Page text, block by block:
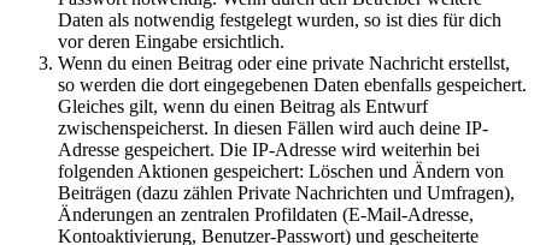
Daten als notwendig festgelegt wurden, so ist dies für dich
vor deren Eingabe ersichtlich.
Wenn du einen Beitrag oder eine private Nachricht erstellst,
so werden die dort eingegebenen Daten ebenfalls gespeichert.
Gleiches gilt, wenn du einen Beitrag als Entwurf
zwischenspeicherst. In diesen Fällen wird auch deine IP-
Adresse gespeichert. Die IP-Adresse wird weiterhin bei
folgenden Aktionen gespeichert: Löschen und Ändern von
Beiträgen (dazu zählen Private Nachrichten und Umfragen),
Änderungen an zentralen Profildaten (E-Mail-Adresse,
Kontoaktivierung, Benutzer-Passwort) und gescheiterte